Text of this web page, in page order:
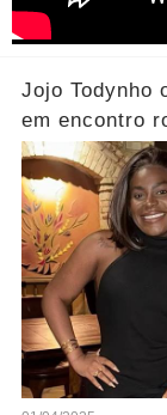
Jojo Todynho
em encontro